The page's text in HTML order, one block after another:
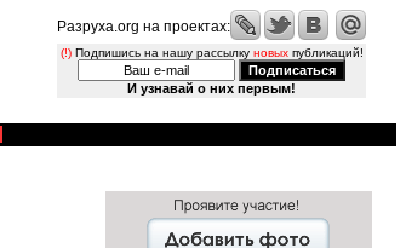
Разруха.org на проектах:
(!)Подпишись на нашу рассылку новыхпубликаций!
И узнавай о них первым!